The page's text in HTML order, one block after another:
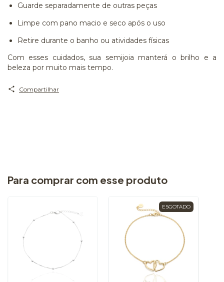
Guarde separadamente de outras peças
Limpe com pano macio e seco após o uso
Retire durante o banho ou atividades físicas
Com esses cuidados, sua semijoia manterá o brilho e a
beleza por muito mais tempo.
Compartilhar
Para comprar com esse produto
ESGOTADO